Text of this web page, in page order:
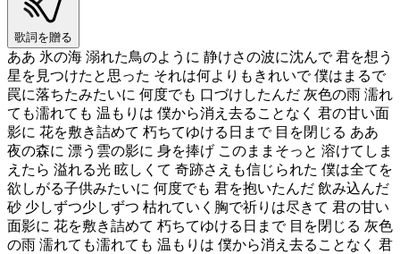
歌詞を贈る
ああ 氷の海 溺れた鳥のように 静けさの波に沈んで 君を想う
星を見つけたと思った それは何よりもきれいで 僕はまるで
罠に落ちたみたいに 何度でも 口づけしたんだ 灰色の雨 濡れ
ても濡れても 温もりは 僕から消え去ることなく 君の甘い面
影に 花を敷き詰めて 朽ちてゆける日まで 目を閉じる ああ
夜の森に 漂う雲の影に 身を捧げ このままそっと 溶けてしま
えたら 溢れる光 眩しくて 奇跡さえも信じられた 僕は全てを
欲しがる子供みたいに 何度でも 君を抱いたんだ 飲み込んだ
砂 少しずつ少しずつ 枯れていく胸で祈りは尽きて 君の甘い
面影に 花を敷き詰めて 朽ちてゆける日まで 目を閉じる 灰色
の雨 濡れても濡れても 温もりは 僕から消え去ることなく 君